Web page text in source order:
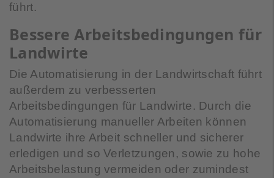
führt.
Bessere Arbeitsbedingungen für
Landwirte
Die Automatisierung in der Landwirtschaft führt
außerdem zu verbesserten
Arbeitsbedingungen für Landwirte. Durch die
Automatisierung manueller Arbeiten können
Landwirte ihre Arbeit schneller und sicherer
erledigen und so Verletzungen, sowie zu hohe
Arbeitsbelastung vermeiden oder zumindest